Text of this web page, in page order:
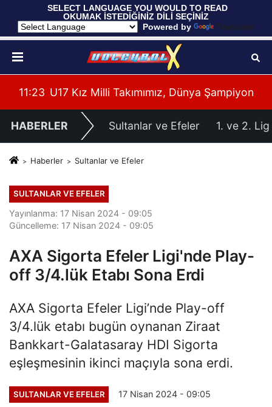
SELECT LANGUAGE YOU WOULD TO READ
OKUMAK İSTEDİĞİNİZ DİLİ SEÇİNİZ
Powered by
Translate
Galibiyetle Başladı
11:21 2026 Akdeniz Oyunları'ndaki Rakiplerimiz
HABERLER Sultanlar ve Efeler 1. ve 2. Lig
Haberler Sultanlar ve Efeler
SULTANLAR VE EFELER
Yayınlanma: 17 Nisan 2024 - 09:05
Güncelleme: 17 Nisan 2024 - 09:05
AXA Sigorta Efeler Ligi'nde Play-
off 3/4.lük Etabı Sona Erdi
AXA Sigorta Efeler Ligi’nde Play-off
3/4.lük etabı bugün oynanan Ziraat
Bankkart-Galatasaray HDI Sigorta
eşleşmesinin ikinci maçıyla sona erdi.
SULTANLAR VE EFELER 17 Nisan 2024 - 09:05